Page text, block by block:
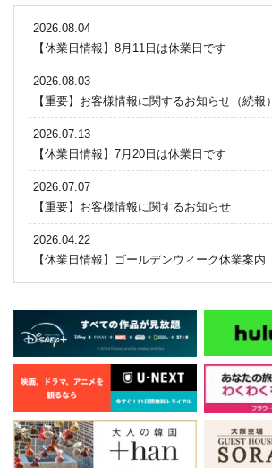
2026.08.04
【休業日情報】8月11日は休業日です
2026.08.03
【重要】お客様情報に関するお知らせ（続報）
2026.07.13
【休業日情報】7月20日は休業日です
2026.07.07
【重要】お客様情報に関するお知らせ
2026.04.22
【休業日情報】ゴールデンウィーク休業案内